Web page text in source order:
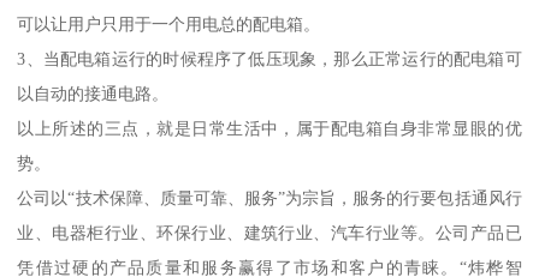
可以让用户只用于一个用电总的配电箱。
3、当配电箱运行的时候程序了低压现象，那么正常运行的配电箱可
以自动的接通电路。
以上所述的三点，就是日常生活中，属于配电箱自身非常显眼的优
势。
公司以“技术保障、质量可靠、服务”为宗旨，服务的行要包括通风行
业、电器柜行业、环保行业、建筑行业、汽车行业等。公司产品已
凭借过硬的产品质量和服务赢得了市场和客户的青睐。“炜桦智